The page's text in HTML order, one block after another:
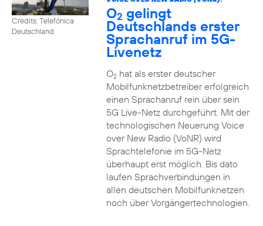
Credits: Telefónica
Deutschland
O2 gelingt
Deutschlands erster
Sprachanruf im 5G-
Livenetz
O2hat als erster deutscher
Mobilfunknetzbetreiber erfolgreich
einen Sprachanruf rein über sein
5G Live-Netz durchgeführt. Mit der
technologischen Neuerung Voice
over New Radio (VoNR) wird
Sprachtelefonie im 5G-Netz
überhaupt erst möglich. Bis dato
laufen Sprachverbindungen in
allen deutschen Mobilfunknetzen
noch über Vorgängertechnologien.